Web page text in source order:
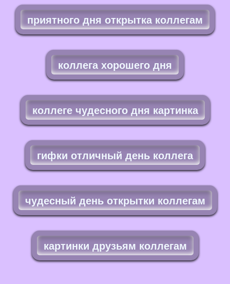
приятного дня открытка коллегам
коллега хорошего дня
коллеге чудесного дня картинка
гифки отличный день коллега
чудесный день открытки коллегам
картинки друзьям коллегам